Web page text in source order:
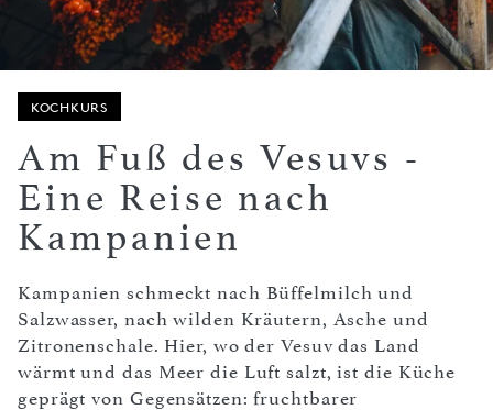
KOCHKURS
Am Fuß des Vesuvs -
Eine Reise nach
Kampanien
Kampanien schmeckt nach Büffelmilch und
Salzwasser, nach wilden Kräutern, Asche und
Zitronenschale. Hier, wo der Vesuv das Land
wärmt und das Meer die Luft salzt, ist die Küche
geprägt von Gegensätzen: fruchtbarer